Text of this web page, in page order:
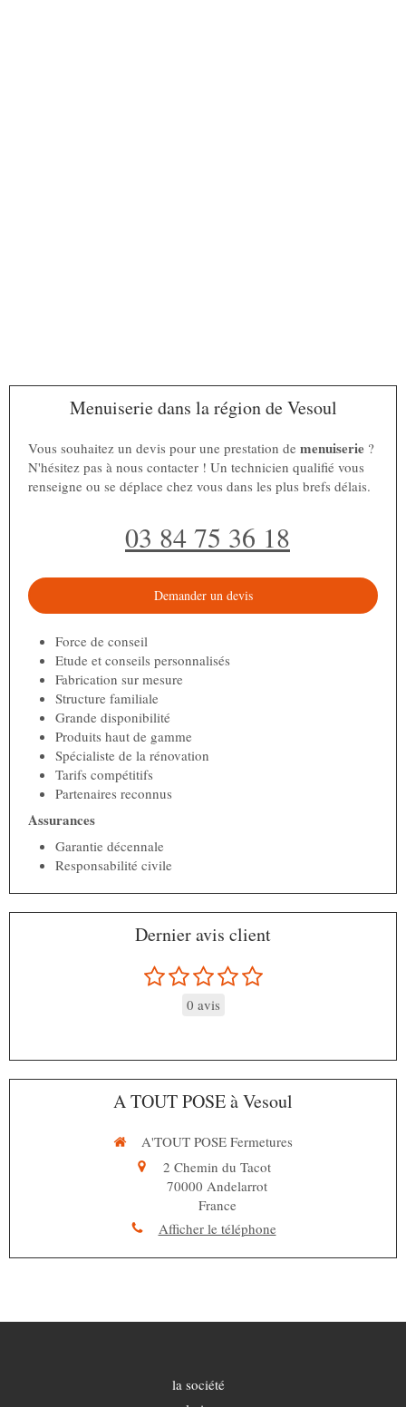
Menuiserie dans la région de Vesoul
Vous souhaitez un devis pour une prestation de menuiserie ?
N'hésitez pas à nous contacter ! Un technicien qualifié vous
renseigne ou se déplace chez vous dans les plus brefs délais.
03 84 75 36 18
Demander un devis
Force de conseil
Etude et conseils personnalisés
Fabrication sur mesure
Structure familiale
Grande disponibilité
Produits haut de gamme
Spécialiste de la rénovation
Tarifs compétitifs
Partenaires reconnus
Assurances
Garantie décennale
Responsabilité civile
Dernier avis client
0 avis
A TOUT POSE à Vesoul
A'TOUT POSE Fermetures
2 Chemin du Tacot
70000 Andelarrot
France
Afficher le téléphone
la société